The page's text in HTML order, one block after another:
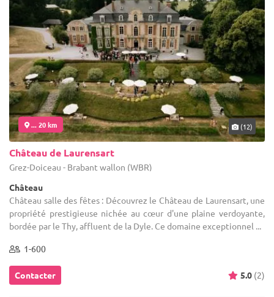
... 20 km (12)
Château de Laurensart
Grez-Doiceau - Brabant wallon (WBR)
Château
Château salle des fêtes : Découvrez le Château de Laurensart, une
propriété prestigieuse nichée au cœur d'une plaine verdoyante,
bordée par le Thy, affluent de la Dyle. Ce domaine exceptionnel ...
1-600
Contacter 5.0 (2)